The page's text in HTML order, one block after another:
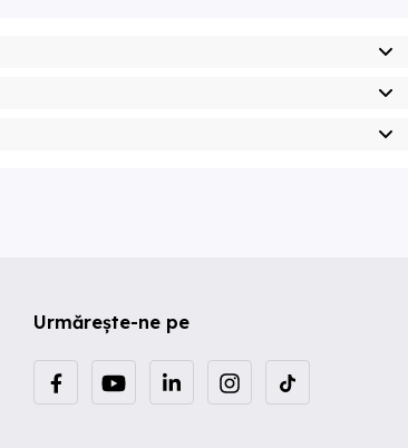
Urmărește-ne pe